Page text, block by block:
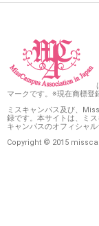
マークです。※現在商標登
ミスキャンパス及び、
録です。本サイトは、ミ
キャンパスのオフィシャル
Copyright © 2015